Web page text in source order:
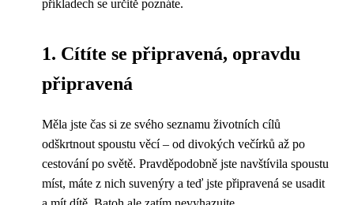
příkladech se určitě poznáte.
1. Cítíte se připravená, opravdu
připravená
Měla jste čas si ze svého seznamu životních cílů
odškrtnout spoustu věcí – od divokých večírků až po
cestování po světě. Pravděpodobně jste navštívila spoustu
míst, máte z nich suvenýry a teď jste připravená se usadit